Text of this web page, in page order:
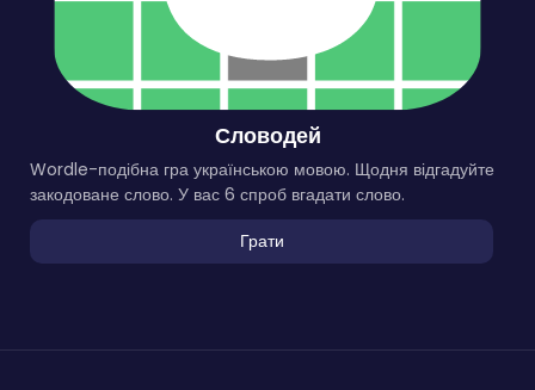
Словодей
Wordle-подібна гра українською мовою. Щодня відгадуйте
закодоване слово. У вас 6 спроб вгадати слово.
Грати